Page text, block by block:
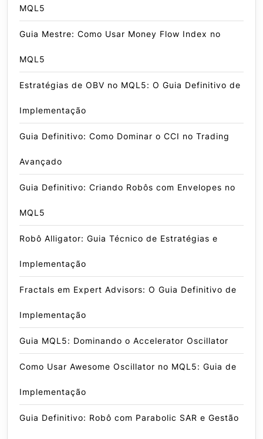
MQL5
Guia Mestre: Como Usar Money Flow Index no
MQL5
Estratégias de OBV no MQL5: O Guia Definitivo de
Implementação
Guia Definitivo: Como Dominar o CCI no Trading
Avançado
Guia Definitivo: Criando Robôs com Envelopes no
MQL5
Robô Alligator: Guia Técnico de Estratégias e
Implementação
Fractals em Expert Advisors: O Guia Definitivo de
Implementação
Guia MQL5: Dominando o Accelerator Oscillator
Como Usar Awesome Oscillator no MQL5: Guia de
Implementação
Guia Definitivo: Robô com Parabolic SAR e Gestão